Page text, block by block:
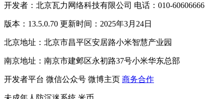
开发者：北京瓦力网络科技有限公司 电话：010-60606666
版本：13.5.0.70 更新时间：2025年3月24日
北京地址：北京市昌平区安居路小米智慧产业园
南京地址：南京市建邺区永初路37号小米华东总部
开发者平台 微信公众号 微博主页 商务合作